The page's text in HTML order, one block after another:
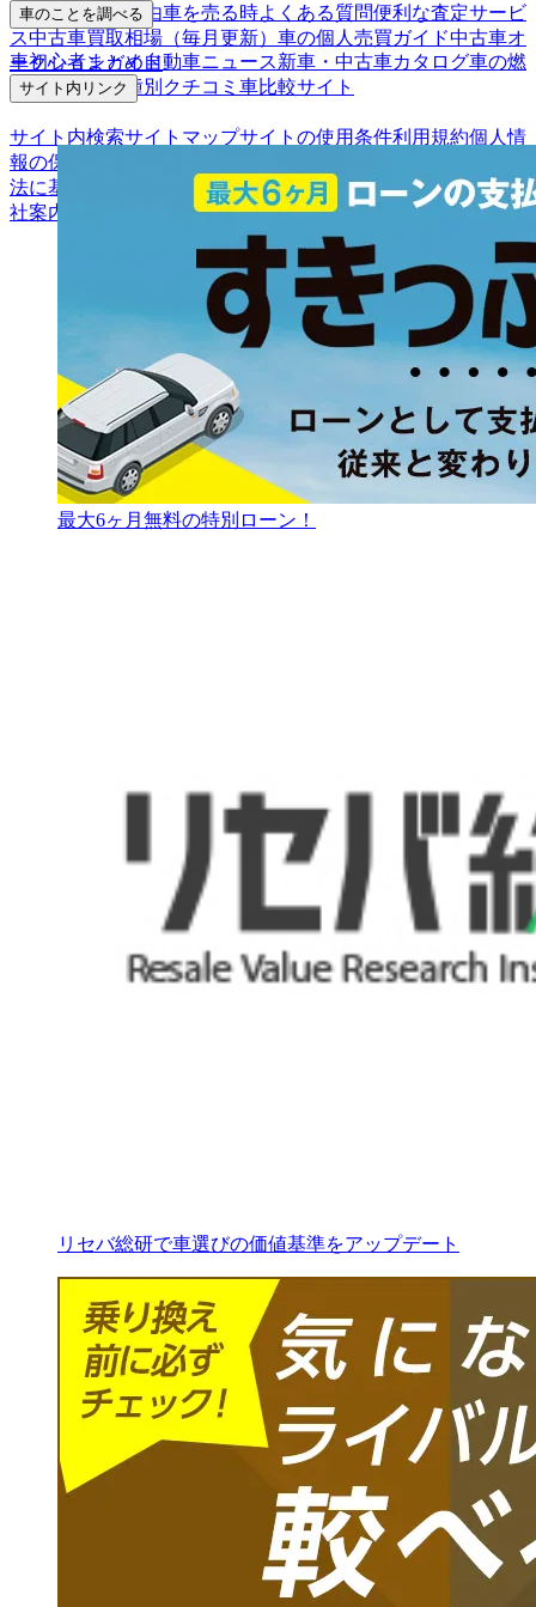
定が選ばれる理由車を売る時よくある質問便利な査定サービ
ス中古車買取相場（毎月更新） 車の個人売買ガイド中古車オ
ークションガイド
車のことを調べる
車初心者まとめ自動車ニュース新車・中古車カタログ車の燃
費を調べる車種別クチコミ 車比較サイト
サイト内リンク
サイト内検索サイトマップサイトの使用条件利用規約個人情
報の保護について
法に基づく表示
アフィリエイトパートナー募集お客様の声会
社案内
最大6ヶ月無料の特別ローン！
リセバ総研で車選びの価値基準をアップデート